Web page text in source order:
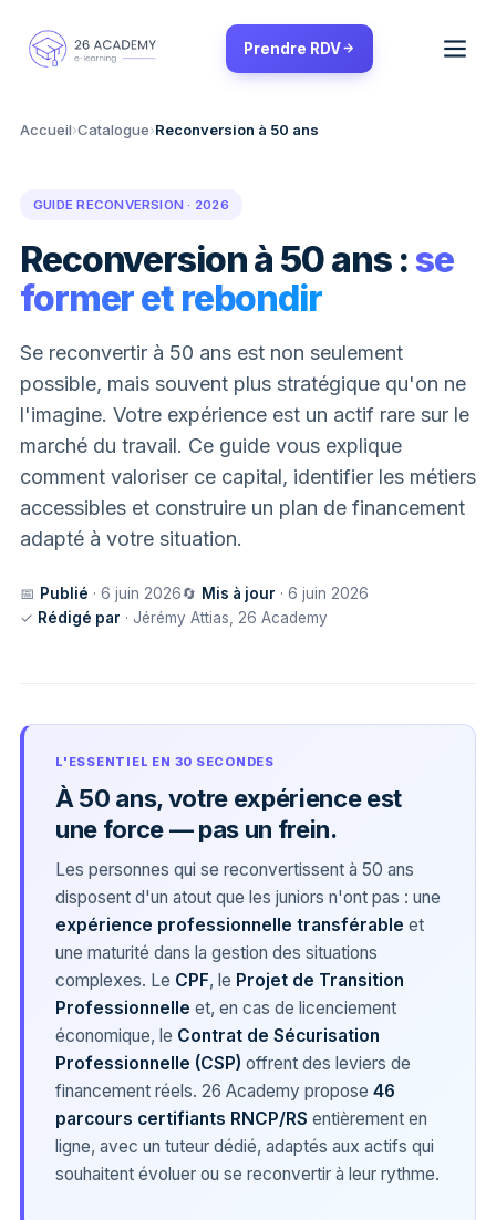
Prendre RDV
Accueil›Catalogue›Reconversion à 50 ans
GUIDE RECONVERSION · 2026
Reconversion à 50 ans :se
former et rebondir
Se reconvertir à 50 ans est non seulement
possible, mais souvent plus stratégique qu'on ne
l'imagine. Votre expérience est un actif rare sur le
marché du travail. Ce guide vous explique
comment valoriser ce capital, identifier les métiers
accessibles et construire un plan de financement
adapté à votre situation.
📅 Publié · 6 juin 2026🔄 Mis à jour · 6 juin 2026
✓ Rédigé par · Jérémy Attias, 26 Academy
L'ESSENTIEL EN 30 SECONDES
À 50 ans, votre expérience est
une force — pas un frein.
Les personnes qui se reconvertissent à 50 ans
disposent d'un atout que les juniors n'ont pas : une
expérience professionnelle transférable et
une maturité dans la gestion des situations
complexes. Le CPF, le Projet de Transition
Professionnelle et, en cas de licenciement
économique, le Contrat de Sécurisation
Professionnelle (CSP) offrent des leviers de
financement réels. 26 Academy propose 46
parcours certifiants RNCP/RS entièrement en
ligne, avec un tuteur dédié, adaptés aux actifs qui
souhaitent évoluer ou se reconvertir à leur rythme.